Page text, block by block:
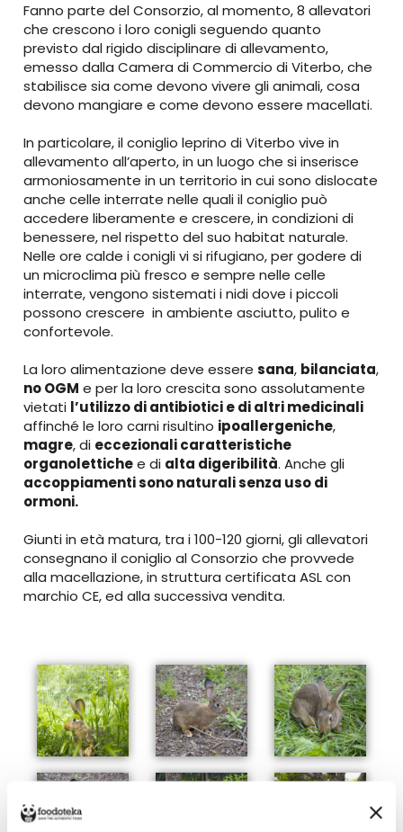
Fanno parte del Consorzio, al momento, 8 allevatori
che crescono i loro conigli seguendo quanto
previsto dal rigido disciplinare di allevamento,
emesso dalla Camera di Commercio di Viterbo, che
stabilisce sia come devono vivere gli animali, cosa
devono mangiare e come devono essere macellati.
In particolare, il coniglio leprino di Viterbo vive in
allevamento all’aperto, in un luogo che si inserisce
armoniosamente in un territorio in cui sono dislocate
anche celle interrate nelle quali il coniglio può
accedere liberamente e crescere, in condizioni di
benessere, nel rispetto del suo habitat naturale.
Nelle ore calde i conigli vi si rifugiano, per godere di
un microclima più fresco e sempre nelle celle
interrate, vengono sistemati i nidi dove i piccoli
possono crescere in ambiente asciutto, pulito e
confortevole.
La loro alimentazione deve esseresana, bilanciata,
noOGM e per la loro crescita sono assolutamente
vietati l’utilizzo di antibiotici e di altri medicinali
affinché le loro carni risultino ipoallergeniche,
magre, di eccezionali caratteristiche
organolettichee di alta digeribilità. Anche gli
accoppiamenti sono naturali senza uso di
ormoni.
Giunti in età matura, tra i 100-120 giorni, gli allevatori
consegnano il coniglio al Consorzio che provvede
alla macellazione, in struttura certificata ASL con
marchio CE, ed alla successiva vendita.